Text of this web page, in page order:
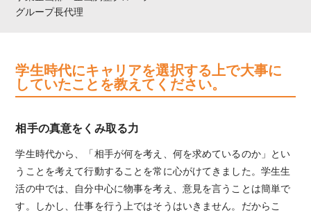
グループ長代理
学生時代にキャリアを選択する上で大事に
していたことを教えてください。
相手の真意をくみ取る力
学生時代から、「相手が何を考え、何を求めているのか」とい
うことを考えて行動することを常に心がけてきました。学生生
活の中では、自分中心に物事を考え、意見を言うことは簡単で
す。しかし、仕事を行う上ではそうはいきません。だからこ